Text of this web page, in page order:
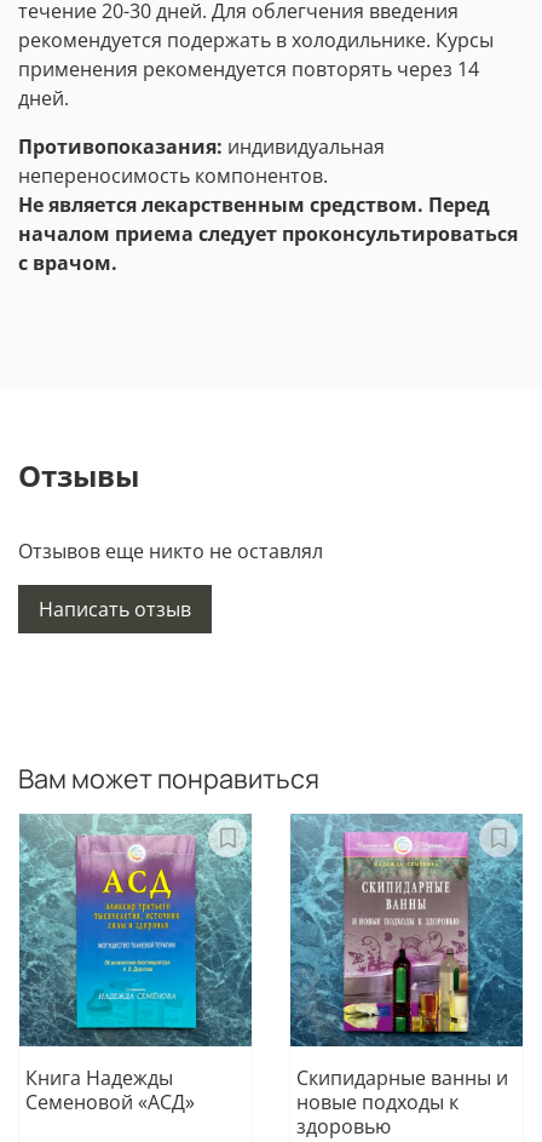
течение 20-30 дней. Для облегчения введения
рекомендуется подержать в холодильнике. Курсы
применения рекомендуется повторять через 14
дней.
Противопоказания: индивидуальная
непереносимость компонентов.
Не является лекарственным средством. Перед
началом приема следует проконсультироваться
с врачом.
Отзывы
Отзывов еще никто не оставлял
Написать отзыв
Вам может понравиться
Книга Надежды
Семеновой «АСД»
Скипидарные ванны и
новые подходы к
здоровью